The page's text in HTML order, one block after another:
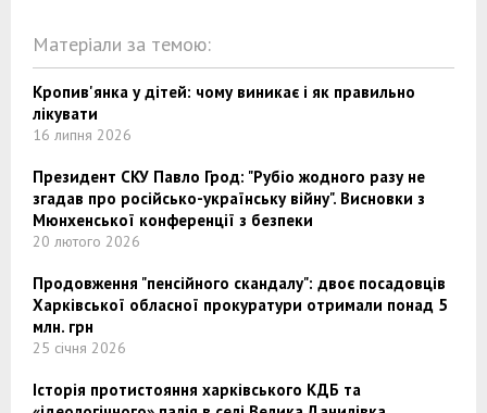
Матеріали за темою:
Кропив'янка у дітей: чому виникає і як правильно
лікувати
16 липня 2026
Президент СКУ Павло Грод: "Рубіо жодного разу не
згадав про російсько-українську війну". Висновки з
Мюнхенської конференції з безпеки
20 лютого 2026
Продовження "пенсійного скандалу": двоє посадовців
Харківської обласної прокуратури отримали понад 5
млн. грн
25 січня 2026
Історія протистояння харківського КДБ та